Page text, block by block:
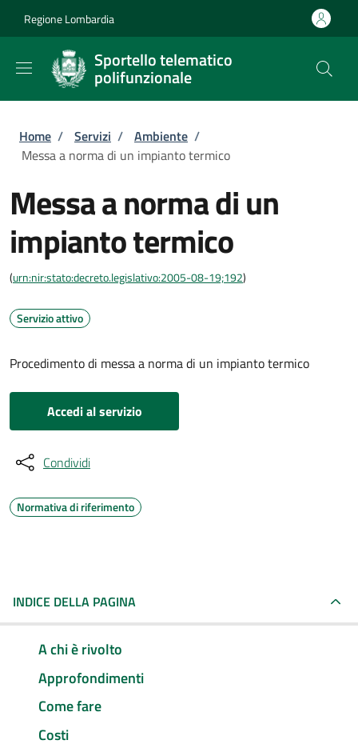
Regione Lombardia
Sportello telematico
polifunzionale
Briciole di pane
Home / Servizi / Ambiente /
Messa a norma di un impianto termico
Messa a norma di un
impianto termico
(urn:nir:stato:decreto.legislativo:2005-08-19;192)
Servizio attivo
Procedimento di messa a norma di un impianto termico
Accedi al servizio
Condividi
Normativa di riferimento
INDICE DELLA PAGINA
A chi è rivolto
Approfondimenti
Come fare
Costi